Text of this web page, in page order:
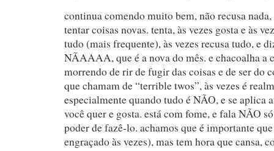
continua comendo muito bem, não recusa
tentar coisas novas. tenta, às vezes gosta e às
tudo (mais frequente), às vezes recusa tudo, e
NÃAAAA, que é a nova do mês. e chacoalha a
morrendo de rir de fugir das coisas e de ser do
que chamam de “terrible twos”, às vezes é
especialmente quando tudo é NÃO, e se aplica
você quer e gosta. está com fome, e fala NÃO
poder de fazê-lo. achamos que é importante
engraçado às vezes), mas tem hora que cansa,